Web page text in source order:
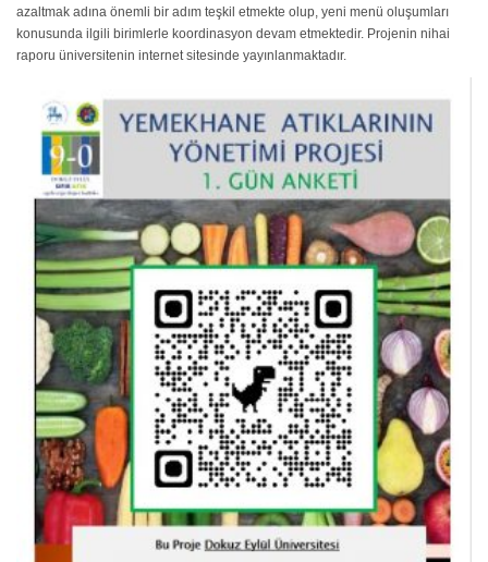
azaltmak adına önemli bir adım teşkil etmekte olup, yeni menü oluşumları
konusunda ilgili birimlerle koordinasyon devam etmektedir. Projenin nihai
raporu üniversitenin internet sitesinde yayınlanmaktadır.